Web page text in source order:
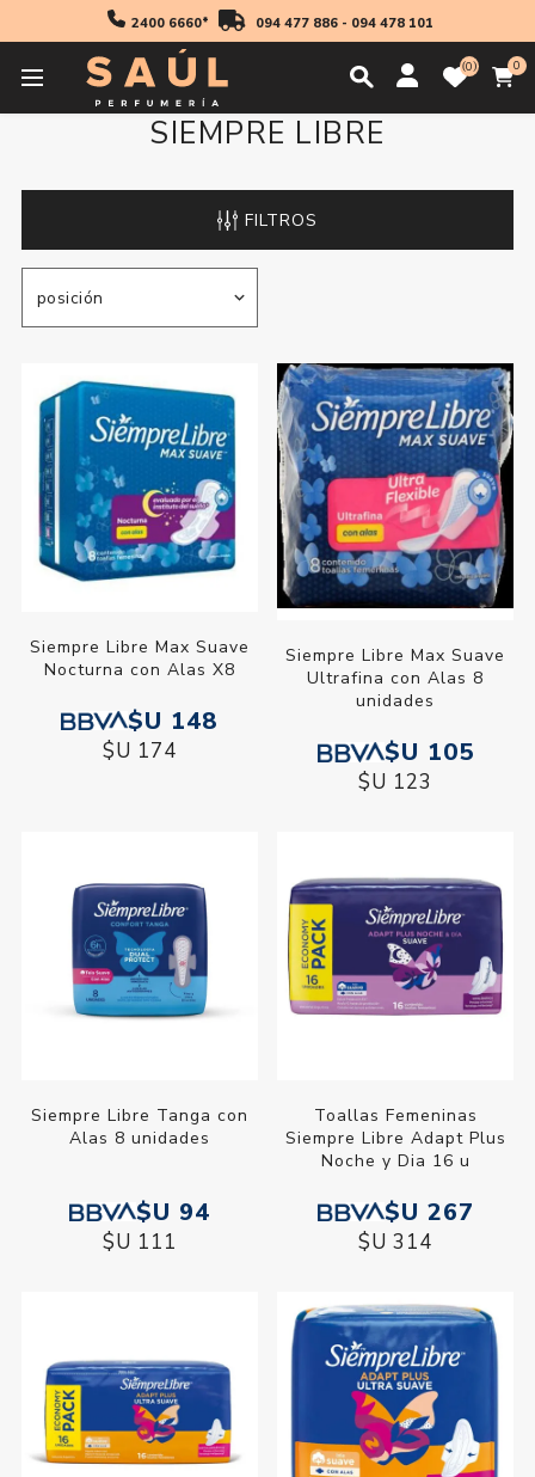
2400 6660* 094 477 886- 094 478 101
0 0
SIEMPRE LIBRE
FILTROS
Siempre Libre Max Suave
Nocturna con Alas X8
$U 148
$U 174
Siempre Libre Max Suave
Ultrafina con Alas 8
unidades
$U 105
$U 123
Siempre Libre Tanga con
Alas 8 unidades
$U 94
$U 111
Toallas Femeninas
Siempre Libre Adapt Plus
Noche y Dia 16 u
$U 267
$U 314